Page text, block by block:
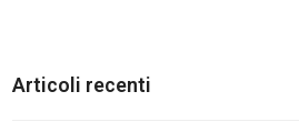
Articoli recenti